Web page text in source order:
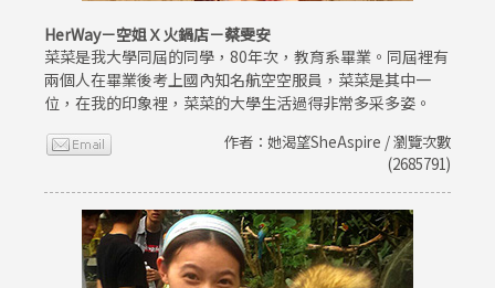
HerWay－空姐Ｘ火鍋店－蔡雯安
菜菜是我大學同屆的同學，80年次，教育系畢業。同屆裡有
兩個人在畢業後考上國內知名航空空服員，菜菜是其中一
位，在我的印象裡，菜菜的大學生活過得非常多采多姿。
作者：她渴望SheAspire / 瀏覽次數
(2685791)